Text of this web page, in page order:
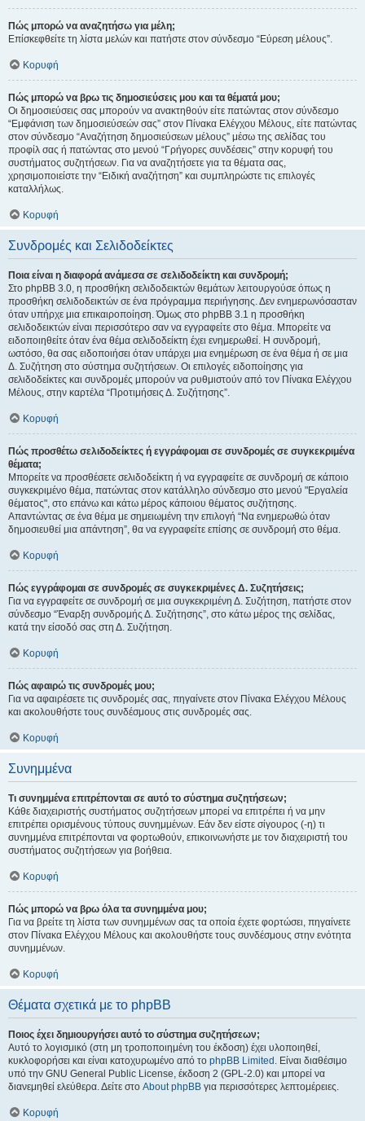
Πώς μπορώ να αναζητήσω για μέλη;
Επίσκεφθείτε τη λίστα μελών και πατήστε στον σύνδεσμο “Εύρεση μέλους”.
Κορυφή
Πώς μπορώ να βρω τις δημοσιεύσεις μου και τα θέματά μου;
Οι δημοσιεύσεις σας μπορούν να ανακτηθούν είτε πατώντας στον σύνδεσμο
“Εμφάνιση των δημοσιεύσεών σας” στον Πίνακα Ελέγχου Μέλους, είτε πατώντας
στον σύνδεσμο “Αναζήτηση δημοσιεύσεων μέλους” μέσω της σελίδας του
προφίλ σας ή πατώντας στο μενού “Γρήγορες συνδέσεις” στην κορυφή του
συστήματος συζητήσεων. Για να αναζητήσετε για τα θέματα σας,
χρησιμοποιείστε την “Ειδική αναζήτηση” και συμπληρώστε τις επιλογές
καταλλήλως.
Κορυφή
Συνδρομές και Σελιδοδείκτες
Ποια είναι η διαφορά ανάμεσα σε σελιδοδείκτη και συνδρομή;
Στο phpBB 3.0, η προσθήκη σελιδοδεικτών θεμάτων λειτουργούσε όπως η
προσθήκη σελιδοδεικτών σε ένα πρόγραμμα περιήγησης. Δεν ενημερωνόσασταν
όταν υπήρχε μια επικαιροποίηση. Όμως στο phpBB 3.1 η προσθήκη
σελιδοδεικτών είναι περισσότερο σαν να εγγραφείτε στο θέμα. Μπορείτε να
ειδοποιηθείτε όταν ένα θέμα σελιδοδείκτη έχει ενημερωθεί. Η συνδρομή,
ωστόσο, θα σας ειδοποιήσει όταν υπάρχει μια ενημέρωση σε ένα θέμα ή σε μια
Δ. Συζήτηση στο σύστημα συζητήσεων. Οι επιλογές ειδοποίησης για
σελιδοδείκτες και συνδρομές μπορούν να ρυθμιστούν από τον Πίνακα Ελέγχου
Μέλους, στην καρτέλα “Προτιμήσεις Δ. Συζήτησης”.
Κορυφή
Πώς προσθέτω σελιδοδείκτες ή εγγράφομαι σε συνδρομές σε συγκεκριμένα
θέματα;
Μπορείτε να προσθέσετε σελιδοδείκτη ή να εγγραφείτε σε συνδρομή σε κάποιο
συγκεκριμένο θέμα, πατώντας στον κατάλληλο σύνδεσμο στο μενού "Εργαλεία
θέματος", στο επάνω και κάτω μέρος κάποιου θέματος συζήτησης.
Απαντώντας σε ένα θέμα με σημειωμένη την επιλογή “Να ενημερωθώ όταν
δημοσιευθεί μια απάντηση”, θα να εγγραφείτε επίσης σε συνδρομή στο θέμα.
Κορυφή
Πώς εγγράφομαι σε συνδρομές σε συγκεκριμένες Δ. Συζητήσεις;
Για να εγγραφείτε σε συνδρομή σε μια συγκεκριμένη Δ. Συζήτηση, πατήστε στον
σύνδεσμο “Έναρξη συνδρομής Δ. Συζήτησης”, στο κάτω μέρος της σελίδας,
κατά την είσοδό σας στη Δ. Συζήτηση.
Κορυφή
Πώς αφαιρώ τις συνδρομές μου;
Για να αφαιρέσετε τις συνδρομές σας, πηγαίνετε στον Πίνακα Ελέγχου Μέλους
και ακολουθήστε τους συνδέσμους στις συνδρομές σας.
Κορυφή
Συνημμένα
Τι συνημμένα επιτρέπονται σε αυτό το σύστημα συζητήσεων;
Κάθε διαχειριστής συστήματος συζητήσεων μπορεί να επιτρέπει ή να μην
επιτρέπει ορισμένους τύπους συνημμένων. Εάν δεν είστε σίγουρος (-η) τι
συνημμένα επιτρέπονται να φορτωθούν, επικοινωνήστε με τον διαχειριστή του
συστήματος συζητήσεων για βοήθεια.
Κορυφή
Πώς μπορώ να βρω όλα τα συνημμένα μου;
Για να βρείτε τη λίστα των συνημμένων σας τα οποία έχετε φορτώσει, πηγαίνετε
στον Πίνακα Ελέγχου Μέλους και ακολουθήστε τους συνδέσμους στην ενότητα
συνημμένων.
Κορυφή
Θέματα σχετικά με το phpBB
Ποιος έχει δημιουργήσει αυτό το σύστημα συζητήσεων;
Αυτό το λογισμικό (στη μη τροποποιημένη του έκδοση) έχει υλοποιηθεί,
κυκλοφορήσει και είναι κατοχυρωμένο από το phpBB Limited . Είναι διαθέσιμο
υπό την GNU General Public License, έκδοση 2 (GPL-2.0) και μπορεί να
διανεμηθεί ελεύθερα. Δείτε στο About phpBB για περισσότερες λεπτομέρειες.
Κορυφή